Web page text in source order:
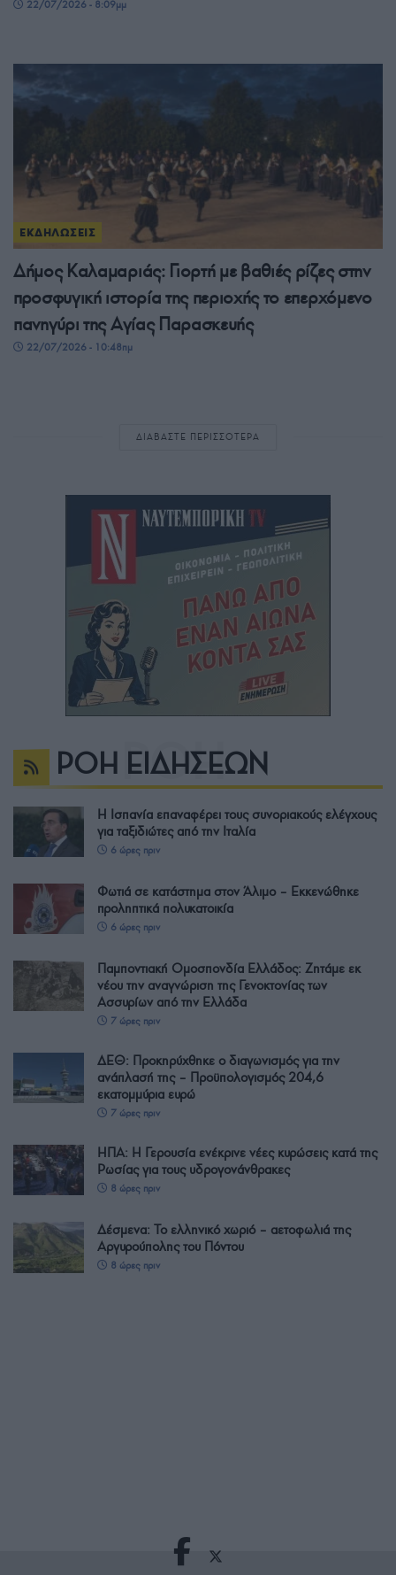
22/07/2026 - 8:09μμ
ΕΚΔΗΛΩΣΕΙΣ
Δήμος Καλαμαριάς: Γιορτή με βαθιές ρίζες στην
προσφυγική ιστορία της περιοχής το επερχόμενο
πανηγύρι της Αγίας Παρασκευής
22/07/2026 - 10:48πμ
ΔΙΑΒΑΣΤΕ ΠΕΡΙΣΣΟΤΕΡΑ
ΡΟΗ ΕΙΔΗΣΕΩΝ
Η Ισπανία επαναφέρει τους συνοριακούς ελέγχους
για ταξιδιώτες από την Ιταλία
6 ώρες πριν
Φωτιά σε κατάστημα στον Άλιμο – Εκκενώθηκε
προληπτικά πολυκατοικία
6 ώρες πριν
Παμποντιακή Ομοσπονδία Ελλάδος: Ζητάμε εκ
νέου την αναγνώριση της Γενοκτονίας των
Ασσυρίων από την Ελλάδα
7 ώρες πριν
ΔΕΘ: Προκηρύχθηκε ο διαγωνισμός για την
ανάπλασή της – Προϋπολογισμός 204,6
εκατομμύρια ευρώ
7 ώρες πριν
ΗΠΑ: Η Γερουσία ενέκρινε νέες κυρώσεις κατά της
Ρωσίας για τους υδρογονάνθρακες
8 ώρες πριν
Δέσμενα: Το ελληνικό χωριό – αετοφωλιά της
Αργυρούπολης του Πόντου
8 ώρες πριν